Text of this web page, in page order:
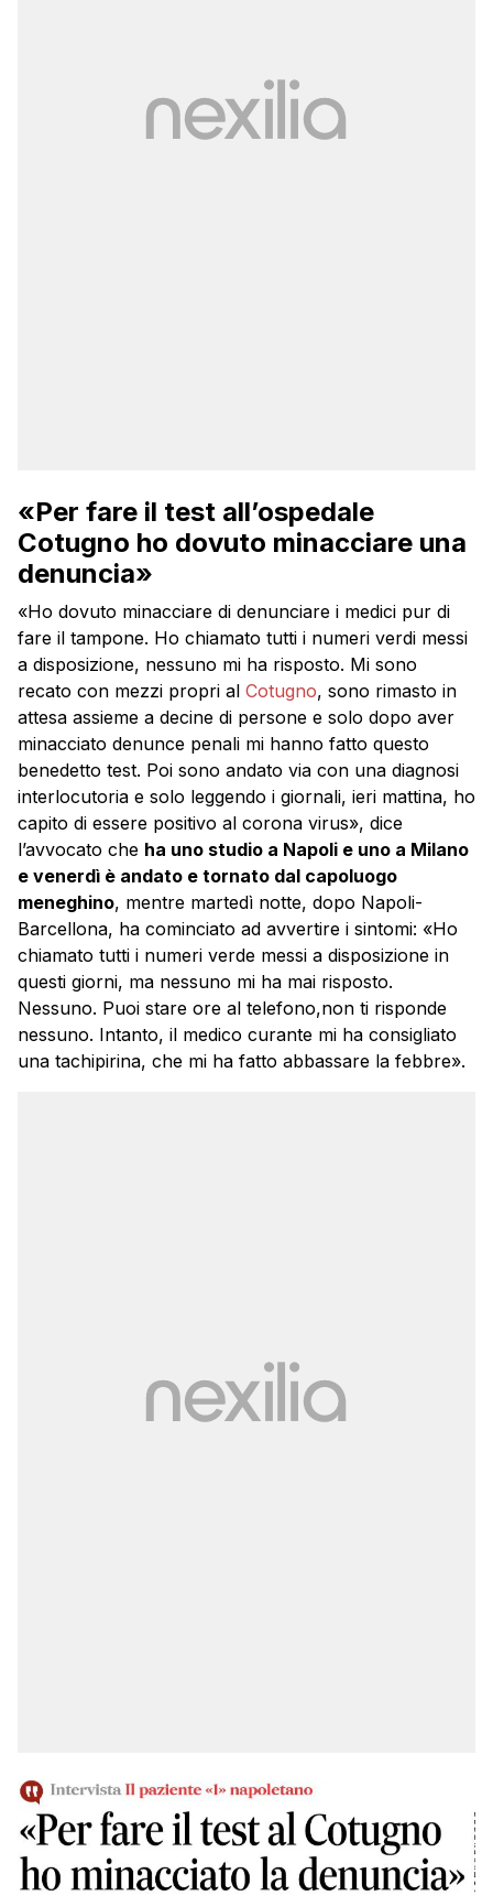
«Per fare il test all’ospedale
Cotugno ho dovuto minacciare una
denuncia»
«Ho dovuto minacciare di denunciare i medici pur di
fare il tampone. Ho chiamato tutti i numeri verdi messi
a disposizione, nessuno mi ha risposto. Mi sono
recato con mezzi propri al Cotugno, sono rimasto in
attesa assieme a decine di persone e solo dopo aver
minacciato denunce penali mi hanno fatto questo
benedetto test. Poi sono andato via con una diagnosi
interlocutoria e solo leggendo i giornali, ieri mattina, ho
capito di essere positivo al corona virus», dice
l’avvocato che ha uno studio a Napoli e uno a Milano
e venerdì è andato e tornato dal capoluogo
meneghino, mentre martedì notte, dopo Napoli-
Barcellona, ha cominciato ad avvertire i sintomi: «Ho
chiamato tutti i numeri verde messi a disposizione in
questi giorni, ma nessuno mi ha mai risposto.
Nessuno. Puoi stare ore al telefono,non ti risponde
nessuno. Intanto, il medico curante mi ha consigliato
una tachipirina, che mi ha fatto abbassare la febbre».